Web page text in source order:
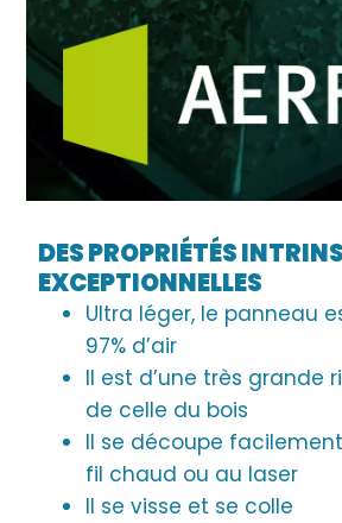
DES PROPRIÉTÉS
EXCEPTIONNELLES
Ultra léger, le panneau
97% d’air
Il est d’une très grande
de celle du bois
Il se découpe
fil chaud ou au laser
Il se visse et se colle